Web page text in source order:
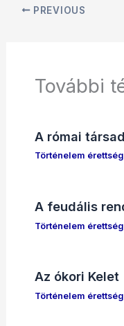
PREVIOUS
További
A római
Történelem
A feudális
Történelem
Az ókori Kelet
Történelem